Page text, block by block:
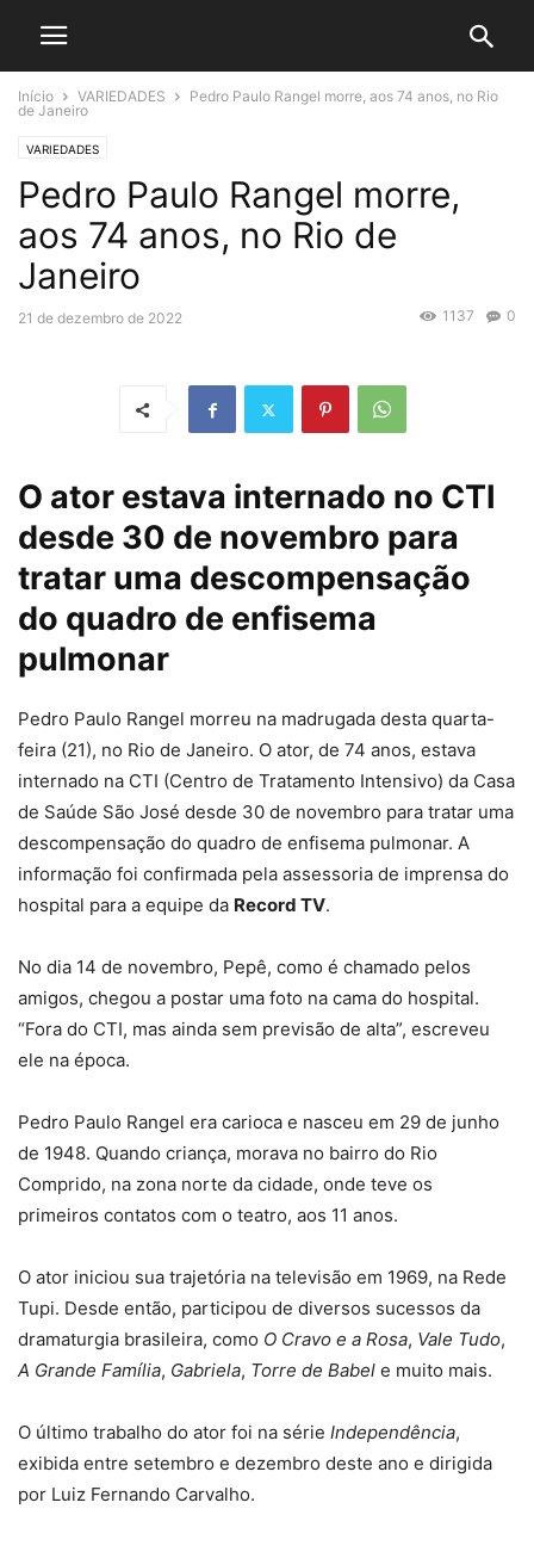
Início VARIEDADES
Pedro Paulo Rangel morre, aos 74 anos, no Rio
de Janeiro
VARIEDADES
Pedro Paulo Rangel morre,
aos 74 anos, no Rio de
Janeiro
21 de dezembro de 2022 0
1137
O ator estava internado no CTI
desde 30 de novembro para
tratar uma descompensação
do quadro de enfisema
pulmonar
Pedro Paulo Rangel morreu na madrugada desta quarta-
feira (21), no Rio de Janeiro. O ator, de 74 anos, estava
internado na CTI (Centro de Tratamento Intensivo) da Casa
de Saúde São José desde 30 de novembro para tratar uma
descompensação do quadro de enfisema pulmonar. A
informação foi confirmada pela assessoria de imprensa do
hospital para a equipe da Record TV.
No dia 14 de novembro, Pepê, como é chamado pelos
amigos, chegou a postar uma foto na cama do hospital.
“Fora do CTI, mas ainda sem previsão de alta”, escreveu
ele na época.
Pedro Paulo Rangel era carioca e nasceu em 29 de junho
de 1948. Quando criança, morava no bairro do Rio
Comprido, na zona norte da cidade, onde teve os
primeiros contatos com o teatro, aos 11 anos.
O ator iniciou sua trajetória na televisão em 1969, na Rede
Tupi. Desde então, participou de diversos sucessos da
dramaturgia brasileira, como O Cravo e a Rosa, Vale Tudo,
A Grande Família, Gabriela, Torre de Babel e muito mais.
O último trabalho do ator foi na série Independência,
exibida entre setembro e dezembro deste ano e dirigida
por Luiz Fernando Carvalho.